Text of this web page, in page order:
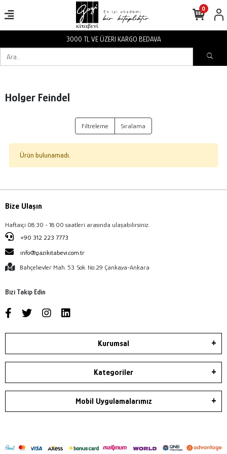
3000 TL VE ÜZERİ KARGO BEDAVA
0
Holger Feindel
Filtreleme Sıralama
Ürün bulunamadı.
Bize Ulaşın
Haftaiçi 08:30 - 18:00 saatleri arasında ulaşabilirsiniz.
+90 312 223 7773
info@gazikitabevi.com.tr
Bahçelievler Mah. 53. Sok. No:29 Çankaya-Ankara
Bizi Takip Edin
Kurumsal
Kategoriler
Mobil Uygulamalarımız